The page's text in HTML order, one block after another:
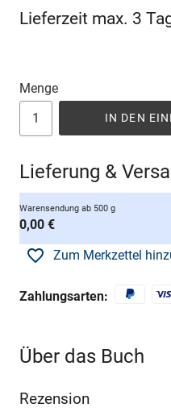
Lieferzeit max. 3
Menge
IN DEN
Lieferung &
Warensendung ab 500 g
0,00 €
Zum Merkzettel
Zahlungsarten:
Über das Buch
Rezension